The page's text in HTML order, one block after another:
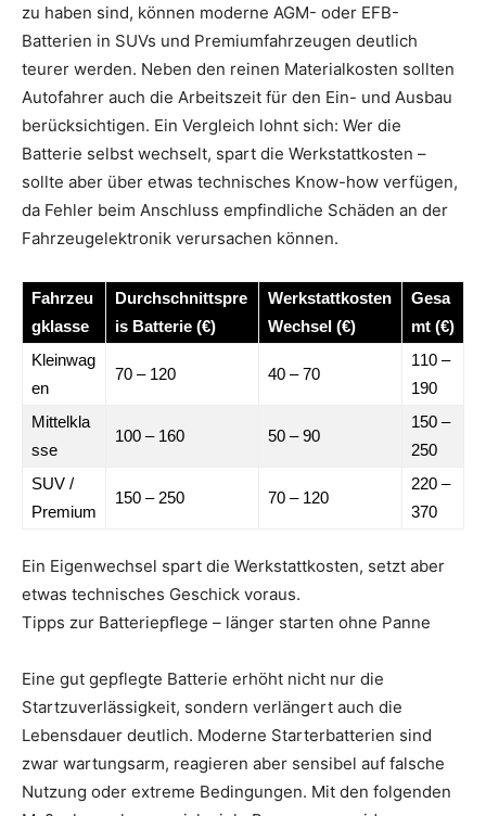
zu haben sind, können moderne AGM- oder EFB-
Batterien in SUVs und Premiumfahrzeugen deutlich
teurer werden. Neben den reinen Materialkosten sollten
Autofahrer auch die Arbeitszeit für den Ein- und Ausbau
berücksichtigen. Ein Vergleich lohnt sich: Wer die
Batterie selbst wechselt, spart die Werkstattkosten –
sollte aber über etwas technisches Know-how verfügen,
da Fehler beim Anschluss empfindliche Schäden an der
Fahrzeugelektronik verursachen können.
Fahrzeu
gklasse
Durchschnittspre
is Batterie (€)
Werkstattkosten
Wechsel (€)
Gesa
mt (€)
Kleinwag
en
70 – 120 40 – 70
110 –
190
Mittelkla
sse
100 – 160 50 – 90
150 –
250
SUV /
Premium
150 – 250 70 – 120
220 –
370
Ein Eigenwechsel spart die Werkstattkosten, setzt aber
etwas technisches Geschick voraus.
Tipps zur Batteriepﬂege – länger starten ohne Panne
Eine gut gepflegte Batterie erhöht nicht nur die
Startzuverlässigkeit, sondern verlängert auch die
Lebensdauer deutlich. Moderne Starterbatterien sind
zwar wartungsarm, reagieren aber sensibel auf falsche
Nutzung oder extreme Bedingungen. Mit den folgenden